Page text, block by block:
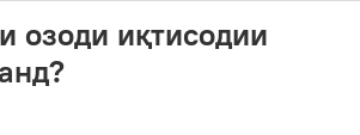
озоди иқтисодии